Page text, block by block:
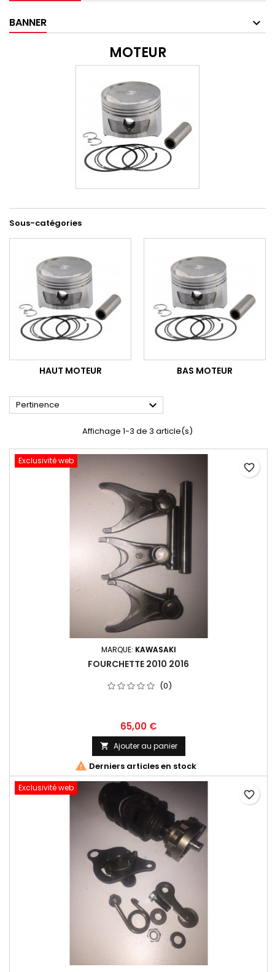
BANNER
MOTEUR
Sous-catégories
HAUT MOTEUR BAS MOTEUR
Pertinence 
Affichage 1-3 de 3 article(s)
Exclusivité web
MARQUE: KAWASAKI
FOURCHETTE 2010 2016
(0)
65,00 €
 Ajouter au panier
 Derniers articles en stock
favorite_border
Exclusivité web
favorite_border